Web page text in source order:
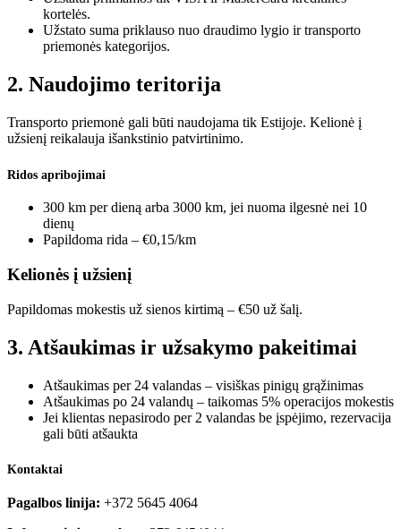
kortelės.
Užstato suma priklauso nuo draudimo lygio ir transporto
priemonės kategorijos.
2. Naudojimo teritorija
Transporto priemonė gali būti naudojama tik Estijoje. Kelionė į
užsienį reikalauja išankstinio patvirtinimo.
Ridos apribojimai
300 km per dieną arba 3000 km, jei nuoma ilgesnė nei 10
dienų
Papildoma rida – €0,15/km
Kelionės į užsienį
Papildomas mokestis už sienos kirtimą – €50 už šalį.
3. Atšaukimas ir užsakymo pakeitimai
Atšaukimas per 24 valandas – visiškas pinigų grąžinimas
Atšaukimas po 24 valandų – taikomas 5% operacijos mokestis
Jei klientas nepasirodo per 2 valandas be įspėjimo, rezervacija
gali būti atšaukta
Kontaktai
Pagalbos linija: +372 5645 4064